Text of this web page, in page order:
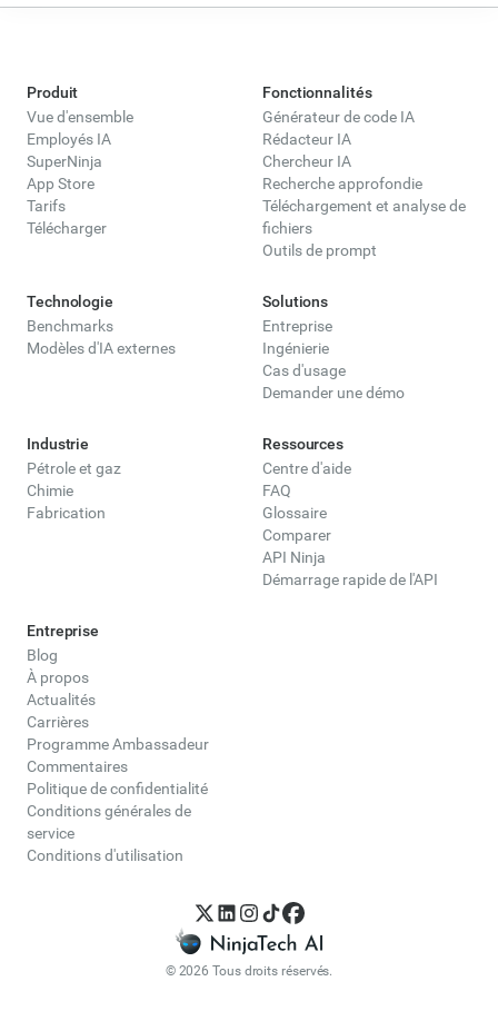
Produit
Vue d'ensemble
Employés IA
SuperNinja
App Store
Tarifs
Télécharger
Fonctionnalités
Générateur de code IA
Rédacteur IA
Chercheur IA
Recherche approfondie
Téléchargement et analyse de
fichiers
Outils de prompt
Technologie
Benchmarks
Modèles d'IA externes
Solutions
Entreprise
Ingénierie
Cas d'usage
Demander une démo
Industrie
Pétrole et gaz
Chimie
Fabrication
Ressources
Centre d'aide
FAQ
Glossaire
Comparer
API Ninja
Démarrage rapide de l'API
Entreprise
Blog
À propos
Actualités
Carrières
Programme Ambassadeur
Commentaires
Politique de confidentialité
Conditions générales de
service
Conditions d'utilisation
© 2026 Tous droits réservés.